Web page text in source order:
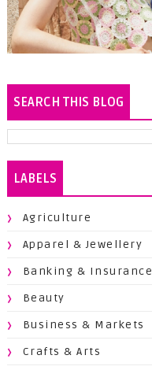
SEARCH THIS BLOG
LABELS
Agriculture
Apparel & Jewellery
Banking & Insurance
Beauty
Business & Markets
Crafts & Arts